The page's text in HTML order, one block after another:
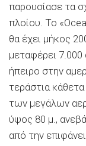
παρουσίασε τα
πλοίου. Το
θα έχει μήκος
μεταφέρει
ήπειρο στην
τεράστια
των μεγάλων
ύψος 80 μ.,
από την